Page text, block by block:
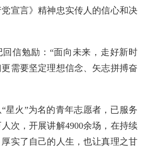
宣言》精神忠实传人的信心和决
回信勉励：“面向未来，走好新时
需要坚定理想信念、矢志拼搏奋
星火”为名的青年志愿者，已服务
次，开展讲解4900余场，在持续
实了自己的人生，也让真理之甘